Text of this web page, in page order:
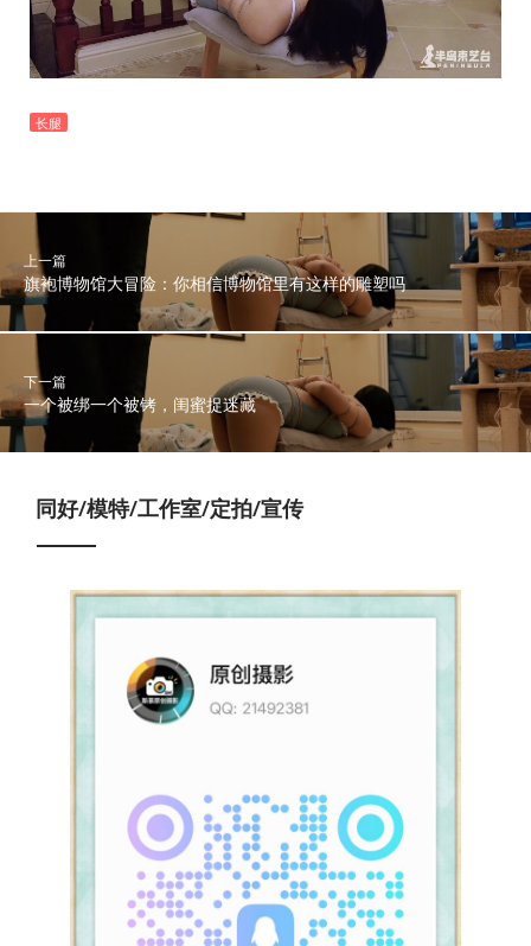
长腿
上一篇
旗袍博物馆大冒险：你相信博物馆里有这样的雕塑吗
下一篇
一个被绑一个被铐，闺蜜捉迷藏
同好/模特/工作室/定拍/宣传